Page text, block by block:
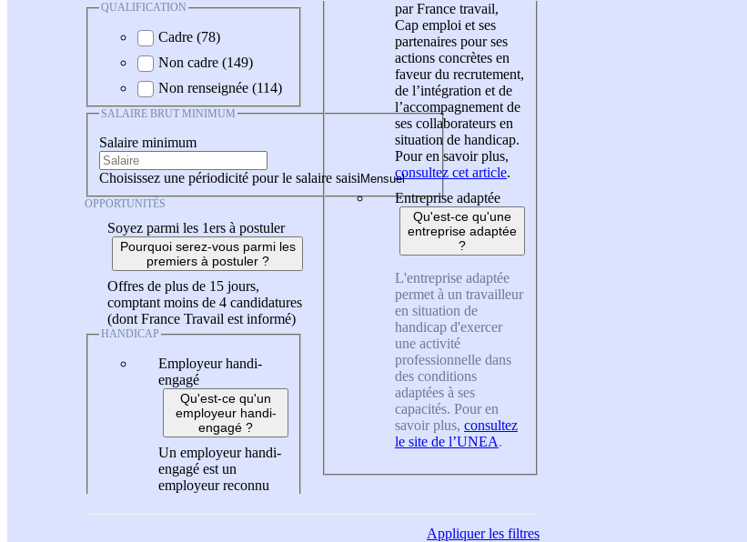
QUALIFICATION
Cadre (78)
Non cadre (149)
Non renseignée (114)
SALAIRE BRUT MINIMUM
Salaire minimum
Choisissez une périodicité pour le salaire saisi
OPPORTUNITÉS
Soyez parmi les 1ers à postuler
Pourquoi serez-vous parmi les
premiers à postuler ?
Offres de plus de 15 jours,
comptant moins de 4 candidatures
(dont France Travail est informé)
HANDICAP
Employeur handi-
engagé
Qu'est-ce qu'un
employeur handi-
engagé ?
Un employeur handi-
engagé est un
employeur reconnu
par France travail,
Cap emploi et ses
partenaires pour ses
actions concrètes en
faveur du recrutement,
de l’intégration et de
l’accompagnement de
ses collaborateurs en
situation de handicap.
Pour en savoir plus,
consultez cet article.
Entreprise adaptée
Qu'est-ce qu'une
entreprise adaptée
?
L'entreprise adaptée
permet à un travailleur
en situation de
handicap d'exercer
une activité
professionnelle dans
des conditions
adaptées à ses
capacités. Pour en
savoir plus, consultez
le site de l’UNEA.
Appliquerles filtres